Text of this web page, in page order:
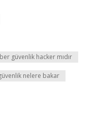
güvenlik hacker mıdır
nelere bakar